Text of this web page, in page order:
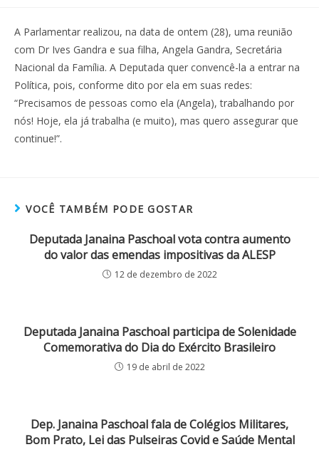
A Parlamentar realizou, na data de ontem (28), uma reunião
com Dr Ives Gandra e sua filha, Angela Gandra, Secretária
Nacional da Família. A Deputada quer convencê-la a entrar na
Política, pois, conforme dito por ela em suas redes:
“Precisamos de pessoas como ela (Angela), trabalhando por
nós! Hoje, ela já trabalha (e muito), mas quero assegurar que
continue!”.
VOCÊ TAMBÉM PODE GOSTAR
Deputada Janaina Paschoal vota contra aumento
do valor das emendas impositivas da ALESP
12 de dezembro de 2022
Deputada Janaina Paschoal participa de Solenidade
Comemorativa do Dia do Exército Brasileiro
19 de abril de 2022
Dep. Janaina Paschoal fala de Colégios Militares,
Bom Prato, Lei das Pulseiras Covid e Saúde Mental